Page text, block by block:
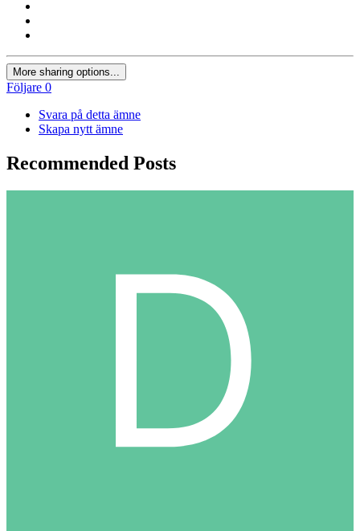
More sharing options...
Följare 0
Svara på detta ämne
Skapa nytt ämne
Recommended Posts